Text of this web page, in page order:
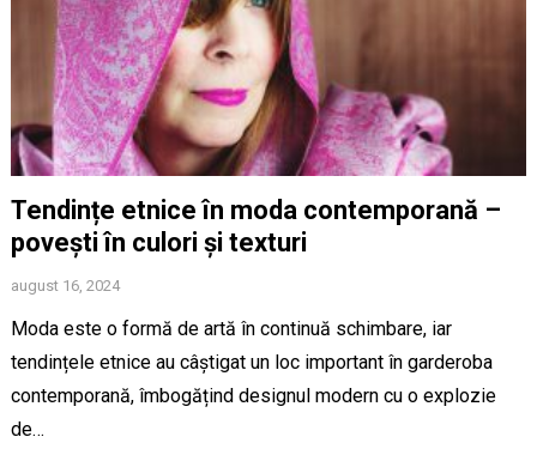
Tendințe etnice în moda contemporană –
povești în culori și texturi
august 16, 2024
Moda este o formă de artă în continuă schimbare, iar
tendințele etnice au câștigat un loc important în garderoba
contemporană, îmbogățind designul modern cu o explozie
de…